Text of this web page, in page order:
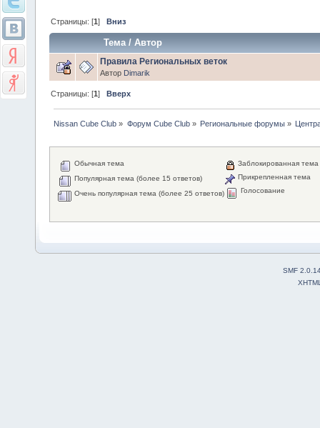
Страницы: [1]Вниз
Тема/Автор
Правила Региональных веток
Автор Dimarik
Страницы: [1]Вверх
Nissan Cube Club » Форум Cube Club» Региональные форумы»
Обычная тема
Популярная тема (более 15 ответов)
Очень популярная тема (более 25 ответов)
Заблокированная тема
Прикрепленная тема
Голосование
SMF